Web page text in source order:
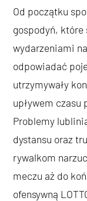
Od początku
gospodyń, które
wydarzeniami
odpowiadać
utrzymywały
upływem czasu
Problemy
dystansu oraz
rywalkom
meczu aż do
ofensywną